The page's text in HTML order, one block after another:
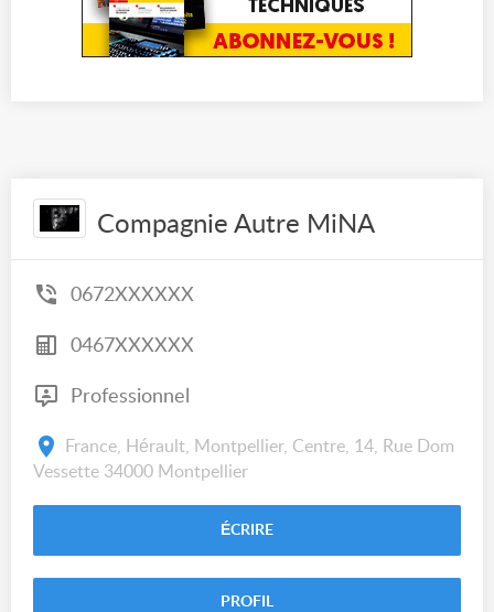
Compagnie Autre MiNA
0672XXXXXX
0467XXXXXX
Professionnel
France, Hérault, Montpellier, Centre, 14, Rue Dom
Vessette 34000 Montpellier
ÉCRIRE
PROFIL